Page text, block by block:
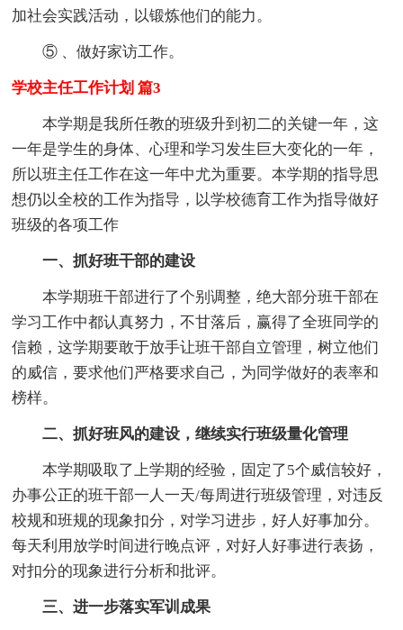
加社会实践活动，以锻炼他们的能力。
⑤ 、做好家访工作。
学校主任工作计划 篇3
本学期是我所任教的班级升到初二的关键一年，这
一年是学生的身体、心理和学习发生巨大变化的一年，
所以班主任工作在这一年中尤为重要。本学期的指导思
想仍以全校的工作为指导，以学校德育工作为指导做好
班级的各项工作
一、抓好班干部的建设
本学期班干部进行了个别调整，绝大部分班干部在
学习工作中都认真努力，不甘落后，赢得了全班同学的
信赖，这学期要敢于放手让班干部自立管理，树立他们
的威信，要求他们严格要求自己，为同学做好的表率和
榜样。
二、抓好班风的建设，继续实行班级量化管理
本学期吸取了上学期的经验，固定了5个威信较好，
办事公正的班干部一人一天/每周进行班级管理，对违反
校规和班规的现象扣分，对学习进步，好人好事加分。
每天利用放学时间进行晚点评，对好人好事进行表扬，
对扣分的现象进行分析和批评。
三、进一步落实军训成果